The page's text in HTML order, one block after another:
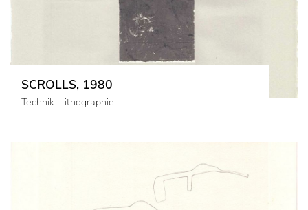
SCROLLS, 1980
Technik: Lithographie